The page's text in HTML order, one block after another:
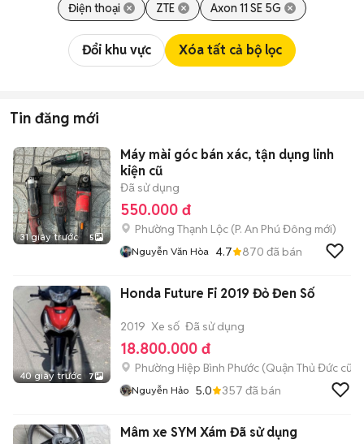
Điện thoại ZTE Axon 11 SE 5G
Đổi khu vực Xóa tất cả bộ lọc
Tin đăng mới
31 giây trước 5
Máy mài góc bán xác, tận dụng linh
kiện cũ
Đã sử dụng
550.000 đ
Phường Thạnh Lộc (P. An Phú Đông mới)
Nguyễn Văn Hòa 4.7 870 đã bán
40 giây trước 7
Honda Future Fi 2019 Đỏ Đen Số
2019 Xe số Đã sử dụng
18.800.000 đ
Phường Hiệp Bình Phước (Quận Thủ Đức cũ)
Nguyễn Hảo 5.0 357 đã bán
Mâm xe SYM Xám Đã sử dụng